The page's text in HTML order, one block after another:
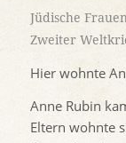
Jüdische Frauen
Zweiter
Hier wohnte
Anne Rubin
Eltern wohnte